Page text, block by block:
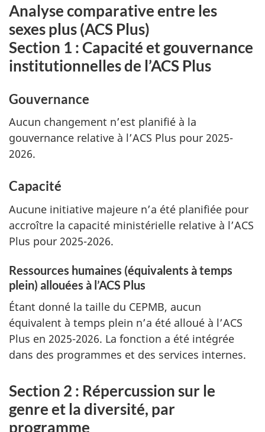
Analyse comparative entre les
sexes plus (ACS Plus)
Section 1 : Capacité et gouvernance
institutionnelles de l’ACS Plus
Gouvernance
Aucun changement n’est planifié à la
gouvernance relative à l’ACS Plus pour 2025-
2026.
Capacité
Aucune initiative majeure n’a été planifiée pour
accroître la capacité ministérielle relative à l’ACS
Plus pour 2025-2026.
Ressources humaines (équivalents à temps
plein) allouées à l’ACS Plus
Étant donné la taille du CEPMB, aucun
équivalent à temps plein n’a été alloué à l’ACS
Plus en 2025-2026. La fonction a été intégrée
dans des programmes et des services internes.
Section 2 : Répercussion sur le
genre et la diversité, par
programme